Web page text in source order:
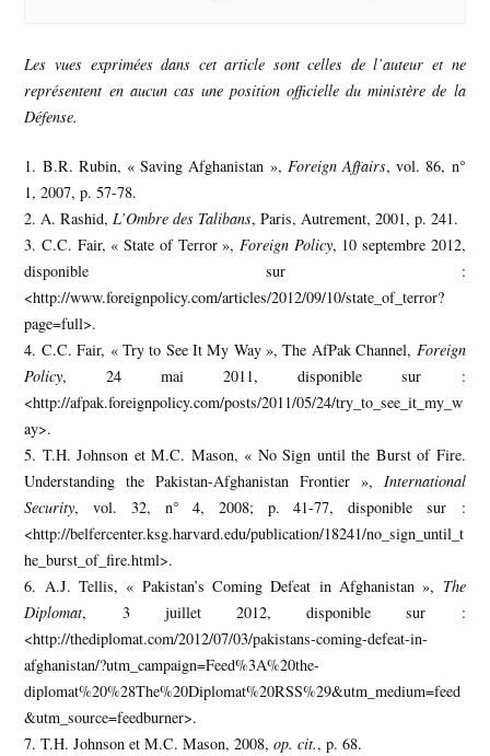
Les vues exprimées dans cet article sont celles de l’auteur et ne
représentent en aucun cas une position officielle du ministère de la
Défense.
1. B.R. Rubin, « Saving Afghanistan », Foreign Affairs, vol. 86, n°
1, 2007, p. 57-78.
2. A. Rashid,L’Ombre des Talibans, Paris, Autrement, 2001, p. 241.
3. C.C. Fair, « State of Terror », Foreign Policy, 10 septembre 2012,
disponible sur :
<http://www.foreignpolicy.com/articles/2012/09/10/state_of_terror?
page=full>.
4. C.C. Fair, « Try to See It My Way », The AfPak Channel, Foreign
Policy, 24 mai 2011, disponible sur :
<http://afpak.foreignpolicy.com/posts/2011/05/24/try_to_see_it_my_w
ay>.
5. T.H. Johnson et M.C. Mason, « No Sign until the Burst of Fire.
Understanding the Pakistan-Afghanistan Frontier », International
Security, vol. 32, n° 4, 2008; p. 41-77, disponible sur :
<http://belfercenter.ksg.harvard.edu/publication/18241/no_sign_until_t
he_burst_of_fire.html>.
6. A.J. Tellis, « Pakistan’s Coming Defeat in Afghanistan », The
Diplomat, 3 juillet 2012, disponible sur :
<http://thediplomat.com/2012/07/03/pakistans-coming-defeat-in-
afghanistan/?utm_campaign=Feed%3A%20the-
diplomat%20%28The%20Diplomat%20RSS%29&utm_medium=feed
&utm_source=feedburner>.
7. T.H. Johnson et M.C. Mason, 2008,op. cit., p. 68.